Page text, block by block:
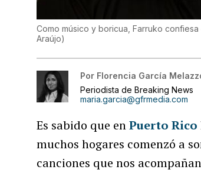
Como músico y boricua, Farruko
Araújo)
Por Florencia García
Periodista de Breaking News
maria.garcia@gfrmedia.com
Es sabido que enPuerto Rico
muchos hogares comenzó a
canciones que nos